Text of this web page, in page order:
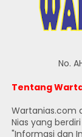
No.
Tentang
Wartanias.com
Nias yang
"Informasi dan